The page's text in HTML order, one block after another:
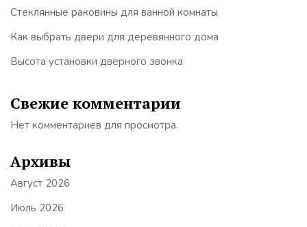
Стеклянные раковины для ванной комнаты
Как выбрать двери для деревянного дома
Высота установки дверного звонка
Свежие комментарии
Нет комментариев для просмотра.
Архивы
Август 2026
Июль 2026